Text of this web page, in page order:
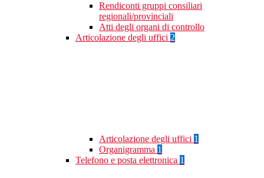
Rendiconti gruppi consiliari
regionali/provinciali
Atti degli organi di controllo
Articolazione degli uffici 2
Articolazione degli uffici 1
Organigramma 1
Telefono e posta elettronica 1